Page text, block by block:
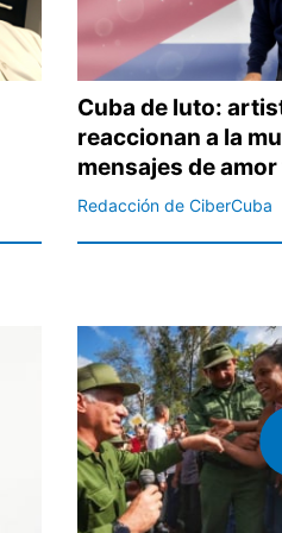
Cuba de luto:
reaccionan a la
mensajes de
Redacción de CiberCuba